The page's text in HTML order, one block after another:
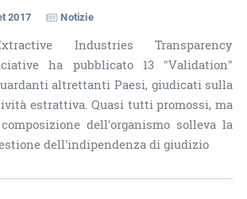
2017 Notizie
Industries Transparency
ha pubblicato 13 "Validation"
altrettanti Paesi, giudicati sulla
estrattiva. Quasi tutti promossi, ma
dell'organismo solleva la
dell'indipendenza di giudizio